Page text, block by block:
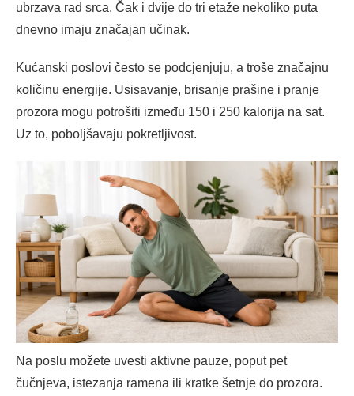
ubrzava rad srca. Čak i dvije do tri etaže nekoliko puta
dnevno imaju značajan učinak.
Kućanski poslovi često se podcjenjuju, a troše značajnu
količinu energije. Usisavanje, brisanje prašine i pranje
prozora mogu potrošiti između 150 i 250 kalorija na sat.
Uz to, poboljšavaju pokretljivost.
Na poslu možete uvesti aktivne pauze, poput pet
čučnjeva, istezanja ramena ili kratke šetnje do prozora.